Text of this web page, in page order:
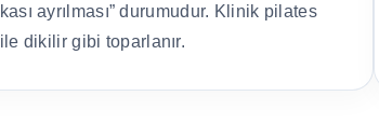
kası ayrılması” durumudur. Klinik pilates
ile dikilir gibi toparlanır.